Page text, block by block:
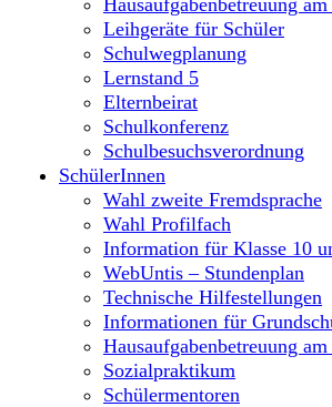
Hausaufgabenbetreuung
Leihgeräte für Schüler
Schulwegplanung
Lernstand 5
Elternbeirat
Schulkonferenz
Schulbesuchsverordnung
SchülerInnen
Wahl zweite Fremdsprache
Wahl Profilfach
Information für Klasse 10
WebUntis – Stundenplan
Technische Hilfestellungen
Informationen für
Hausaufgabenbetreuung
Sozialpraktikum
Schülermentoren